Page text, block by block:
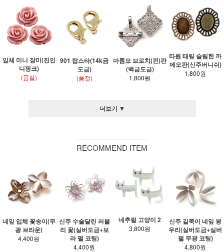
입체 미니 장미(진인
디핑크)
(품절)
901 랍스타(14k금
도금)
(품절)
마름모 브로치(핀)판
(백금도금)
1,800원
타원 태팅 슬림한 까
메오판(신주버니쉬)
1,800원
더보기 ▼
RECOMMEND ITEM
네잎 입체 꽃송이(무
광 브라운)
4,400원
신주 수술달린 러블
리 꽃(실버도금+보
라 펄 코팅)
4,400원
네추럴 고양이 2
3,800원
신주 길쭉이 네잎 봉
우리(실버도금+실버
펄 무광 코팅)
4,800원